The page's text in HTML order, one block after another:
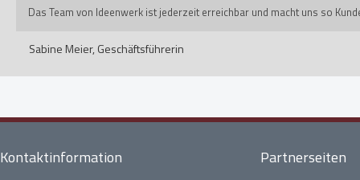
Das Team von Ideenwerk ist jederzeit erreichbar und macht uns so
Sabine Meier, Geschäftsführerin
Kontaktinformation Partnerseiten